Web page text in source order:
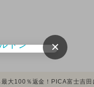
最大100％返金！PICA富士吉
×